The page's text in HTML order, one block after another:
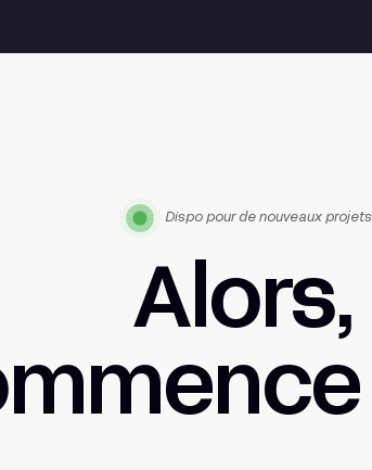
Dispo pour de nouveaux projets
Alors,